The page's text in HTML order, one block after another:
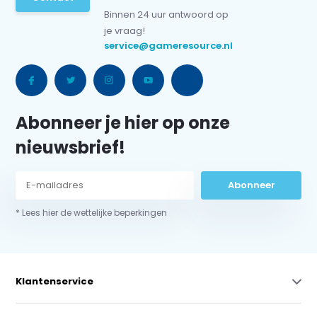
Binnen 24 uur antwoord op
je vraag!
service@gameresource.nl
Abonneer je hier op onze
nieuwsbrief!
Abonneer
* Lees hier de wettelijke beperkingen
Klantenservice